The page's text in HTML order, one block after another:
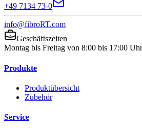
+49 7134 73-0
info@fibroRT.com
Geschäftszeiten
Montag bis Freitag von 8:00 bis 17:00 Uhr
Produkte
Produktübersicht
Zubehör
Service